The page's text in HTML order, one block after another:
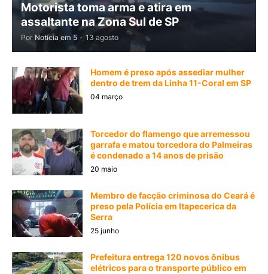
Motorista toma arma e atira em
assaltante na Zona Sul de SP
Por Notícia em 5 - 13 agosto
Homem é preso após assediar mulher
dentro de trem da Linha 11-Coral em SP
04 março
Torcedor do flamengo que arremessou
garrafa e matou torcedora do Palmeiras
é condenado a 14 anos de prisão
20 maio
Membro de facção criminosa do Ceará é
preso pela Polícia em Itapecerica da
Serra
25 junho
Prefeitura entrega 120 novos ônibus
elétricos para o transporte público em